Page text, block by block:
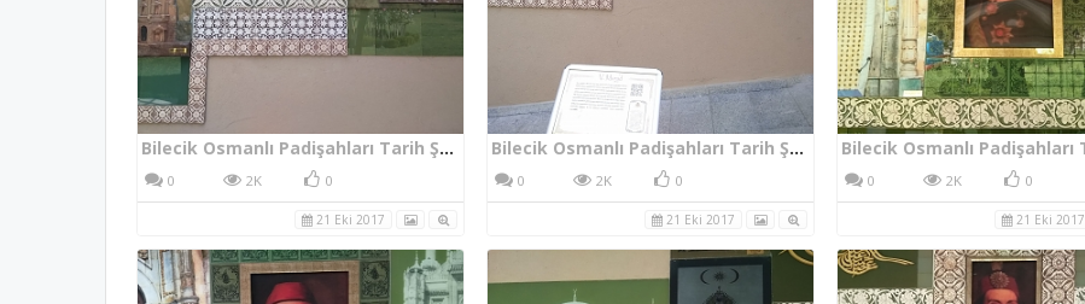
Bilecik Osmanlı Padişahları Tarih Şeridi V. Murad
0 2K 0
21 Eki 2017
Bilecik Osmanlı Padişahları Tarih Şeridi V. Murad
0 2K 0
21 Eki 2017
0 2K 0
21 Eki 2017